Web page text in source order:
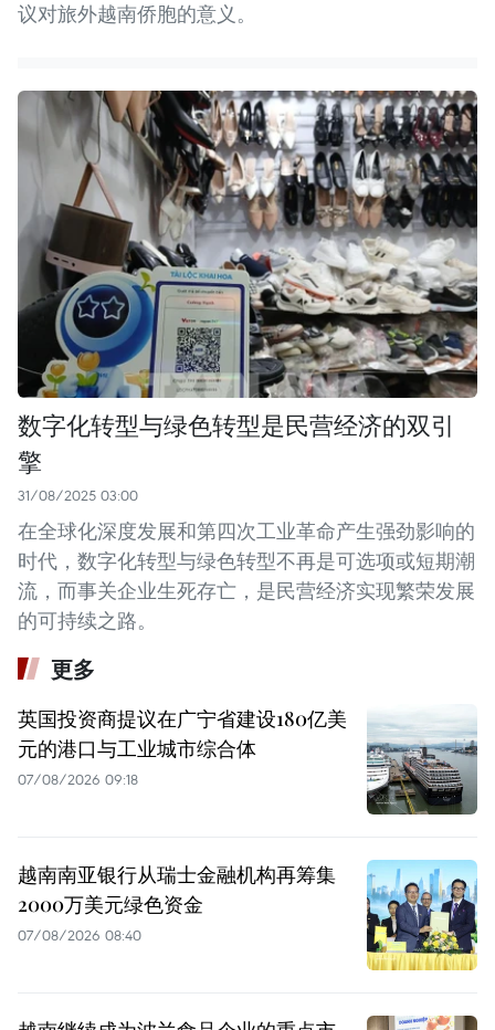
议对旅外越南侨胞的意义。
数字化转型与绿色转型是民营经济的双引
擎
31/08/2025 03:00
在全球化深度发展和第四次工业革命产生强劲影响的
时代，数字化转型与绿色转型不再是可选项或短期潮
流，而事关企业生死存亡，是民营经济实现繁荣发展
的可持续之路。
更多
英国投资商提议在广宁省建设180亿美
元的港口与工业城市综合体
07/08/2026 09:18
越南南亚银行从瑞士金融机构再筹集
2000万美元绿色资金
07/08/2026 08:40